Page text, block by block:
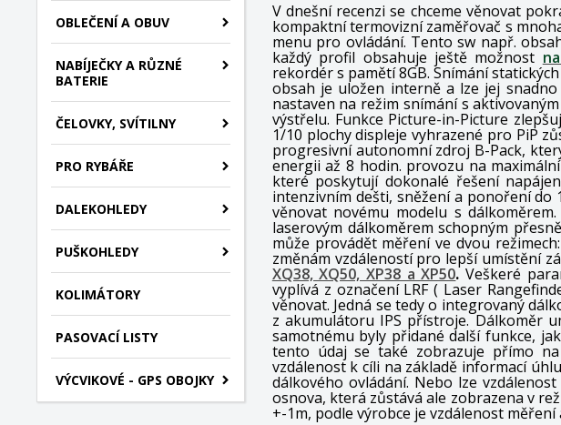
OBLEČENÍ A OBUV
NABÍJEČKY A RŮZNÉ
BATERIE
ČELOVKY, SVÍTILNY
PRO RYBÁŘE
DALEKOHLEDY
PUŠKOHLEDY
KOLIMÁTORY
PASOVACÍ LISTY
VÝCVIKOVÉ - GPS OBOJKY
V dnešní recenzi se chceme věnovat
kompaktní termovizní zaměřovač s
menu pro ovládání. Tento sw např.
každý profil obsahuje ještě možnost
rekordér s pamětí 8GB.Snímání
obsah je uložen interně a lze jej
nastaven na režim snímání s
výstřelu. Funkce Picture-in-Picture
1/10 plochy displeje vyhrazené pro PiP
progresivní autonomní zdroj B-Pack,
energii až 8 hodin. provozu na
které poskytují dokonalé řešení
intenzivním dešti, sněžení a ponoření do
věnovat novému modelu s dálkoměrem.
laserovým dálkoměrem schopným
může provádět měření ve dvou
změnám vzdáleností pro lepší umístění
XQ38, XQ50, XP38 a XP50.Veškeré
vyplívá z označení LRF ( Laser
věnovat. Jedná se tedy o integrovaný
z akumulátoru IPS přístroje. Dálkoměr
samotnému byly přidané další funkce,
tento údaj se také zobrazuje přímo
vzdálenost k cíli na základě informací
dálkového ovládání. Nebo lze
osnova, která zůstává ale zobrazena v
+-1m, podle výrobce je vzdálenost